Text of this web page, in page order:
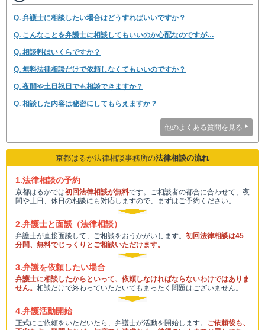
Q. 弁護士に相談したい場合はどうすればいいですか？
Q. こんなことを弁護士に相談してもいいのか心配なのですが…
Q. 相談料はいくらですか？
Q. 無料法律相談だけで依頼しなくてもいいのですか？
Q. 夜間や土日祝日でも相談できますか？
Q. 相談した内容は秘密にしてもらえますか？
他のよくある質問を見る
京都はるか法律相談事務所の法律相談の流れ
1.法律相談の予約
京都はるかでは初回法律相談が無料です。ご相談者の都合に合わせて、夜
間や土日、休日の相談にも対応しますので、まずはご予約ください。
2.弁護士と面談（法律相談）
弁護士が直接面談して、ご相談をおうかがいします。 初回法律相談は45
分間、無料でじっくりとご相談いただけます。
3.弁護を依頼したい場合
弁護士に相談したからといって、依頼しなければならないわけではありま
せん。 相談だけで終わっていただいてもまったく問題はございません。
4.弁護活動開始
正式にご依頼をいただいたら、弁護士が活動を開始します。 ご依頼後も、